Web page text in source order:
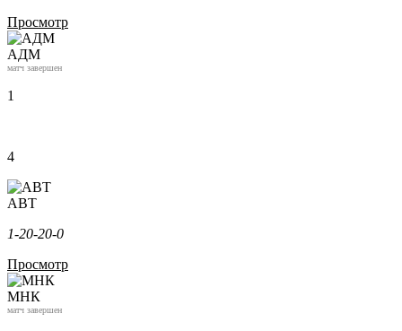
Просмотр
АДМ
матч завершен
1
4
АВТ
1-20-20-0
Просмотр
МНК
матч завершен